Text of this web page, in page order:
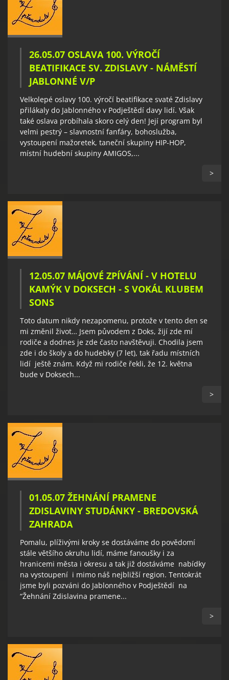
26.05.07 OSLAVA 100. VÝROČÍ
BEATIFIKACE SV. ZDISLAVY - NÁMĚSTÍ
JABLONNÉ V/P
Velkolepé oslavy 100. výročí beatifikace svaté Zdislavy
přilákaly do Jablonného v Podještědí davy lidí. Však
také oslava probíhala skoro celý den! Její program byl
velmi pestrý – slavnostní fanfáry, bohoslužba,
vystoupení mažoretek, taneční skupiny HIP-HOP,
místní hudební skupiny AMIGOS,...
>
12.05.07 MÁJOVÉ ZPÍVÁNÍ - V HOTELU
KAMÝK V DOKSECH - S VOKÁL KLUBEM
SONS
Toto datum nikdy nezapomenu, protože v tento den se
mi změnil život… Jsem původem z Doks, žijí zde mí
rodiče a dodnes je zde často navštěvuji. Chodila jsem
zde i do školy a do hudebky (7 let), tak řadu místních
lidí ještě znám. Když mi rodiče řekli, že 12. května
bude v Doksech...
>
01.05.07 ŽEHNÁNÍ PRAMENE
ZDISLAVINY STUDÁNKY - BREDOVSKÁ
ZAHRADA
Pomalu, plíživými kroky se dostáváme do povědomí
stále většího okruhu lidí, máme fanoušky i za
hranicemi města i okresu a tak již dostáváme nabídky
na vystoupení i mimo náš nejbližší region. Tentokrát
jsme byli pozváni do Jablonného v Podještědí na
“Žehnání Zdislavina pramene...
>